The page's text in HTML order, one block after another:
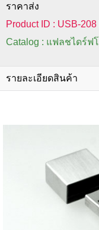
ราคาส่ง
Product ID : USB-
Catalog : แฟลชไดร์ฟ
รายละเอียดสินค้า